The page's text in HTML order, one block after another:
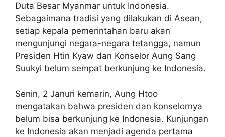
Duta Besar Myanmar untuk Indonesia.
Sebagaimana tradisi yang dilakukan di Asean,
setiap kepala pemerintahan baru akan
mengunjungi negara-negara tetangga, namun
Presiden Htin Kyaw dan Konselor Aung Sang
Suukyi belum sempat berkunjung ke Indonesia.
Senin, 2 Januri kemarin, Aung Htoo
mengatakan bahwa presiden dan konselornya
belum bisa berkunjung ke Indonesia. Kunjungan
ke Indonesia akan menjadi agenda pertama